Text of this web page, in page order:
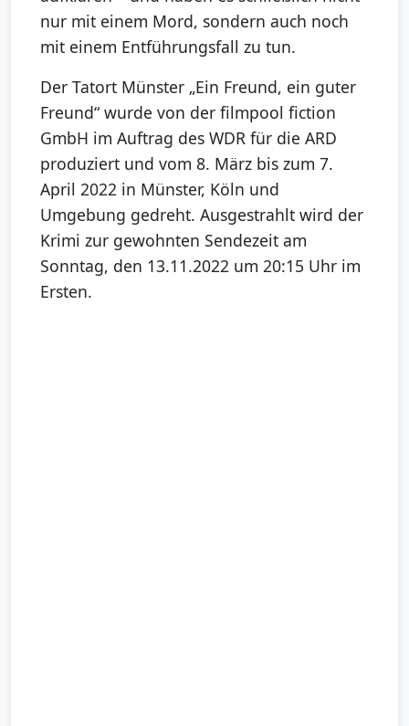
nur mit einem Mord, sondern auch noch
mit einem Entführungsfall zu tun.
Der Tatort Münster „Ein Freund, ein guter
Freund“ wurde von der filmpool fiction
GmbH im Auftrag des WDR für die ARD
produziert und vom 8. März bis zum 7.
April 2022 in Münster, Köln und
Umgebung gedreht. Ausgestrahlt wird der
Krimi zur gewohnten Sendezeit am
Sonntag, den 13.11.2022 um 20:15 Uhr im
Ersten.